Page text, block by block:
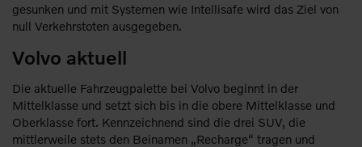
gesunken und mit Systemen wie Intellisafe wird das Ziel von
null Verkehrstoten ausgegeben.
Volvo aktuell
Die aktuelle Fahrzeugpalette bei Volvo beginnt in der
Mittelklasse und setzt sich bis in die obere Mittelklasse und
Oberklasse fort. Kennzeichnend sind die drei SUV, die
mittlerweile stets den Beinamen „Recharge“ tragen und